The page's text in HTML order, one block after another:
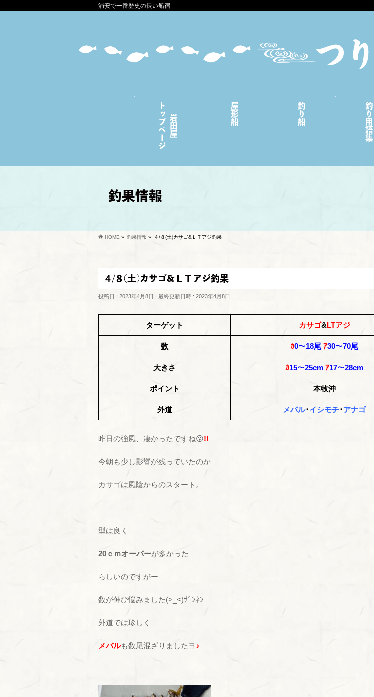
浦安で一番歴史の長い船宿
岩田屋
トップページ 屋形船 釣り船 釣り用語集
釣果情報
HOME » 釣果情報 » ４/８(土)カサゴ&ＬＴアジ釣果
４/８(土)カサゴ&ＬＴアジ釣果
投稿日 : 2023年4月8日 最終更新日時 : 2023年4月8日
ターゲット カサゴ&LTアジ
数 ｶ0～18尾 ｱ30～70尾
大きさ ｶ15～25cm ｱ17～28cm
ポイント 本牧沖
外道 メバル･イシモチ･アナゴ
昨日の強風、凄かったですね😮!!
今朝も少し影響が残っていたのか
カサゴは風陰からのスタート。
型は良く
20ｃｍオーバーが多かった
らしいのですがー
数が伸び悩みました(>_<)ｻﾞﾝﾈﾝ
外道では珍しく
メバルも数尾混ざりましたヨ ♪